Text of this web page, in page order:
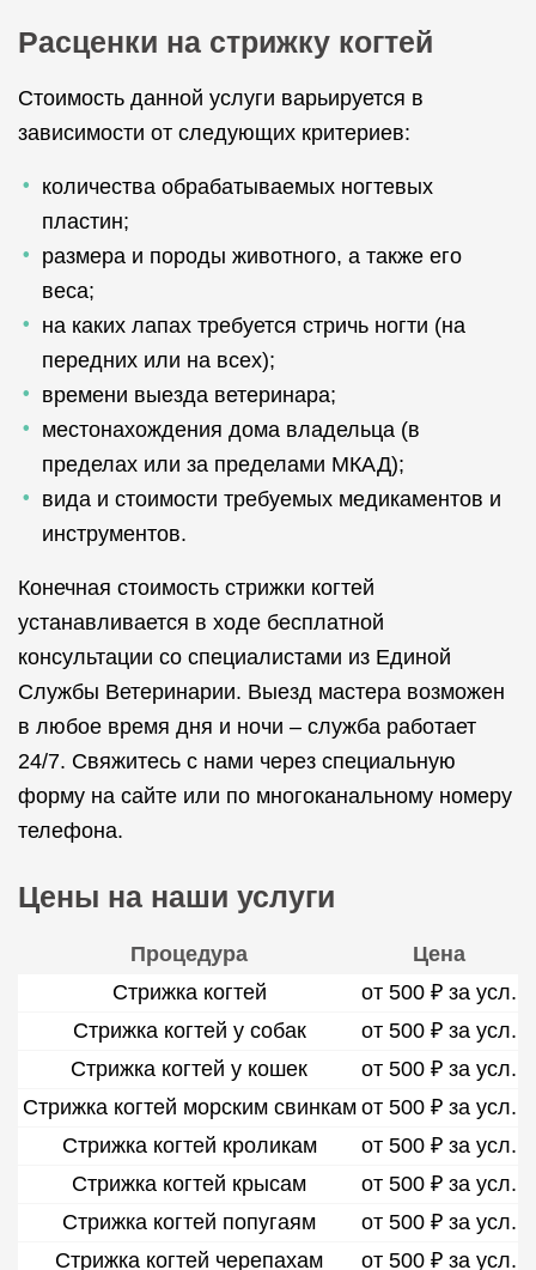
Расценки на стрижку когтей
Стоимость данной услуги варьируется в
зависимости от следующих критериев:
количества обрабатываемых ногтевых
пластин;
размера и породы животного, а также его
веса;
на каких лапах требуется стричь ногти (на
передних или на всех);
времени выезда ветеринара;
местонахождения дома владельца (в
пределах или за пределами МКАД);
вида и стоимости требуемых медикаментов и
инструментов.
Конечная стоимость стрижки когтей
устанавливается в ходе бесплатной
консультации со специалистами из Единой
Службы Ветеринарии. Выезд мастера возможен
в любое время дня и ночи – служба работает
24/7. Свяжитесь с нами через специальную
форму на сайте или по многоканальному номеру
телефона.
Цены на наши услуги
Процедура
Цена
Стрижка когтей
от 500 ₽ за усл.
Стрижка когтей у собак
от 500 ₽ за усл.
Стрижка когтей у кошек
от 500 ₽ за усл.
Стрижка когтей морским свинкам от 500 ₽ за усл.
Стрижка когтей кроликам
от 500 ₽ за усл.
Стрижка когтей крысам
от 500 ₽ за усл.
Стрижка когтей попугаям
от 500 ₽ за усл.
Стрижка когтей черепахам
от 500 ₽ за усл.